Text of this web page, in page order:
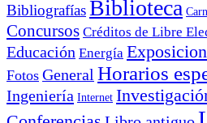
BibliografíasBiblioteca
Concursos Créditos de Libre
Educación Energía
Fotos General Horarios
Ingeniería Internet